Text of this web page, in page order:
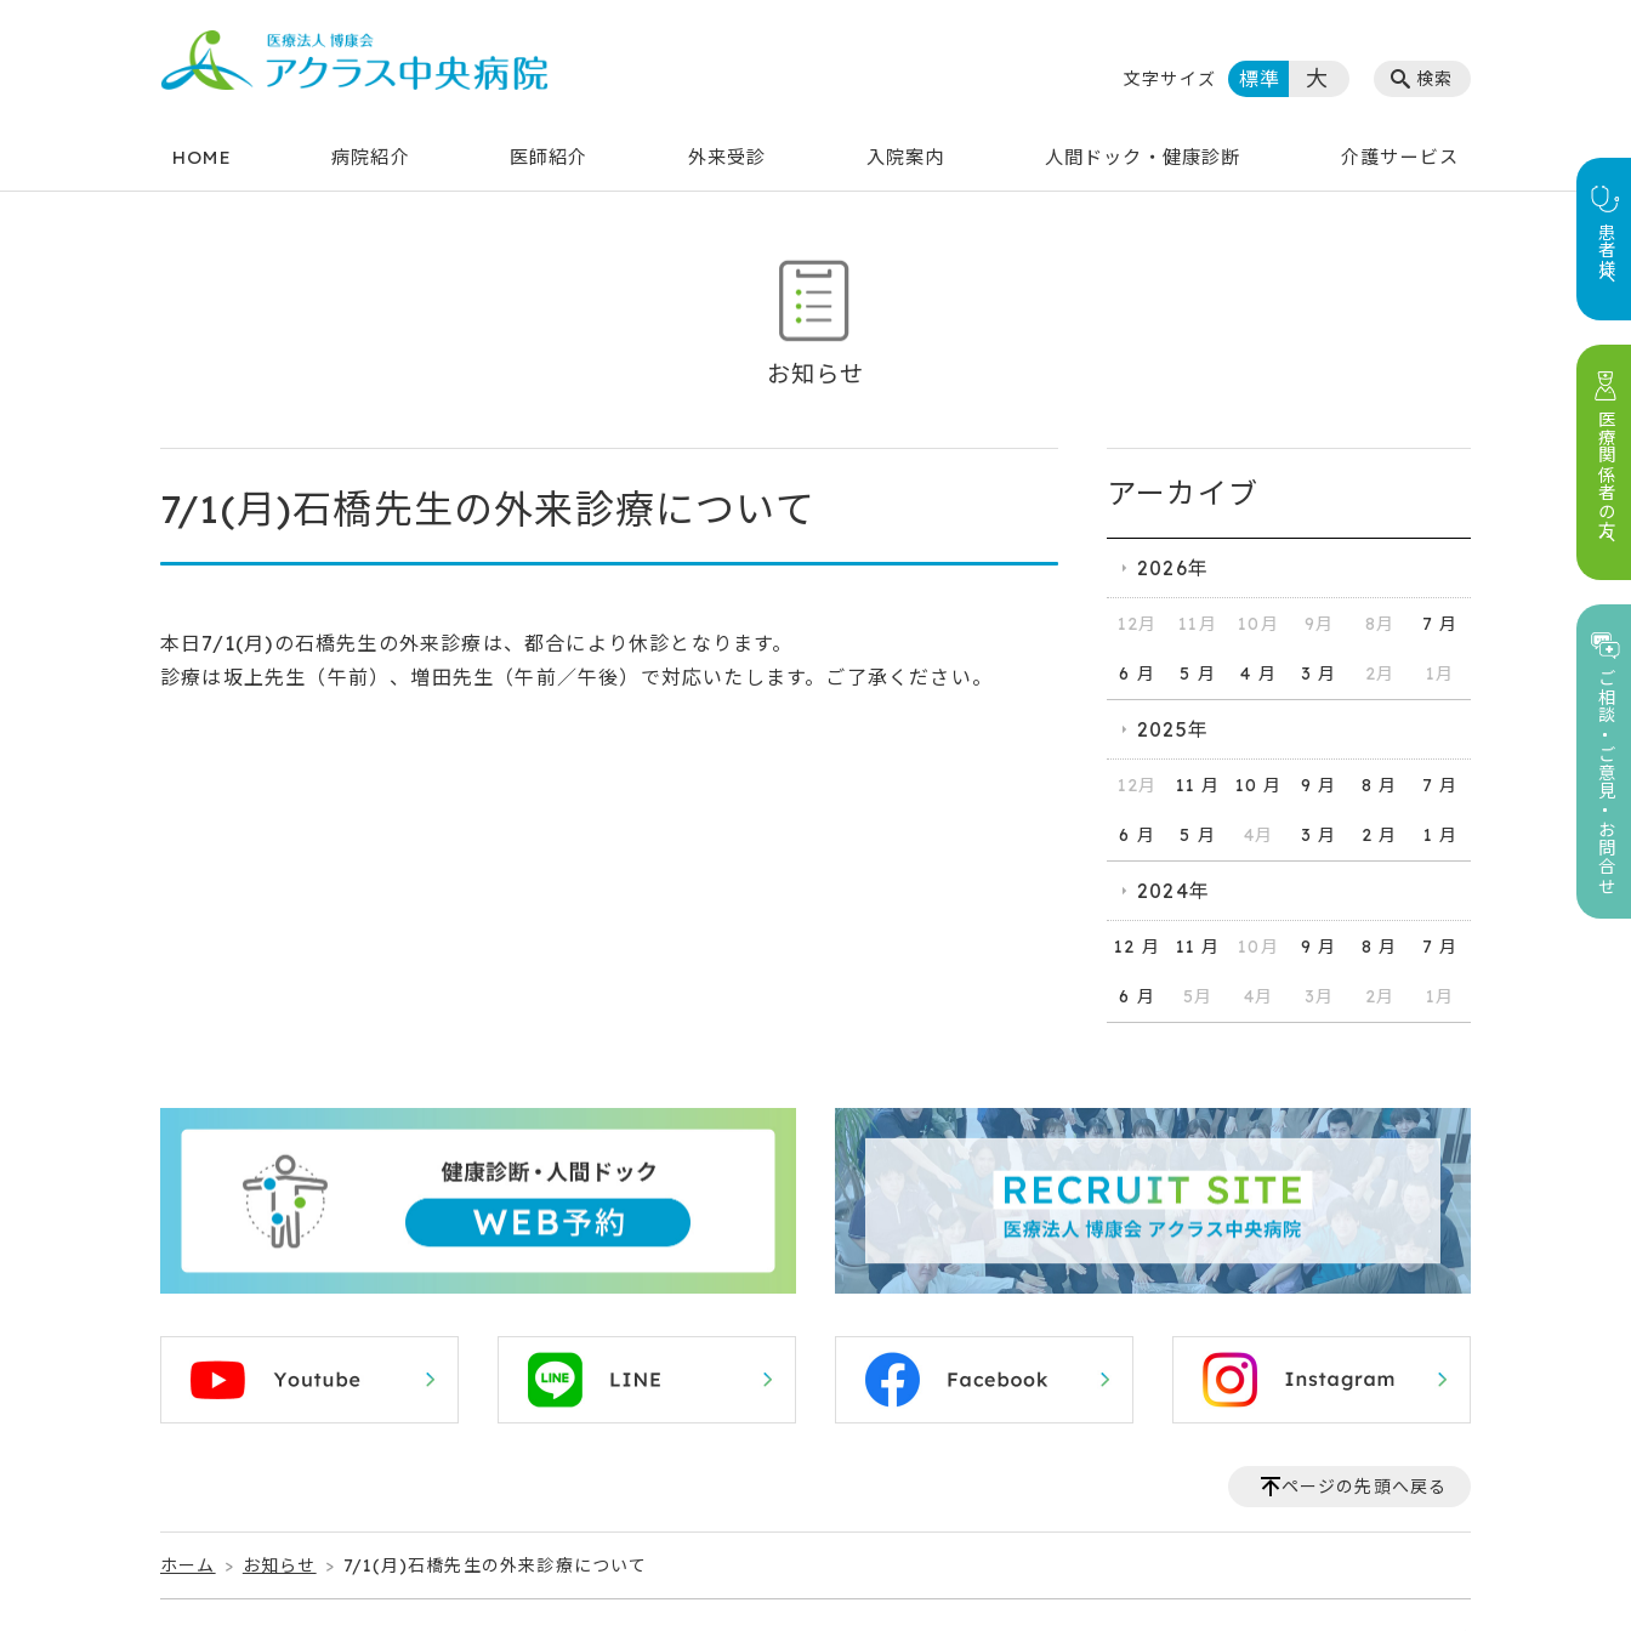
HOME 病院紹介 医師紹介 外来受診 入院案内 人間ドック・健康診断 介護サービス
検索
文字サイズ 標準 大
お知らせ
7/1(月)石橋先生の外来診療について
本日7/1(月)の石橋先生の外来診療は、都合により休診となります。
診療は坂上先生（午前）、増田先生（午前／午後）で対応いたします。ご了承ください。
アーカイブ
2026年
12月 11月 10月 9月 8月 7 月
6 月 5 月 4 月 3 月 2月 1月
2025年
12月 11 月 10 月 9 月 8 月 7 月
6 月 5 月 4月 3 月 2 月 1 月
2024年
12 月 11 月 10月 9 月 8 月 7 月
6 月 5月 4月 3月 2月 1月
患者様へ
医療関係者の方へ
ご相談
ご意見
お問合せ
ページの先頭へ戻る
ホーム お知らせ 7/1(月)石橋先生の外来診療について